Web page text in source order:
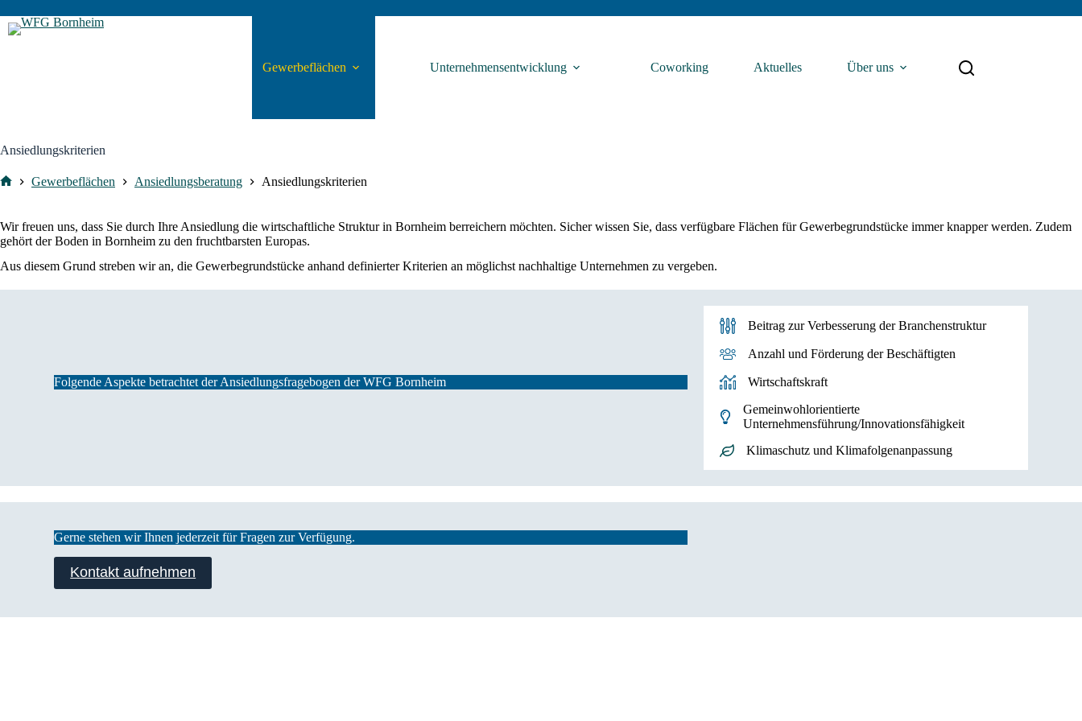
Inhalt
springen
Gewerbeflächen Unternehmensentwicklung Coworking Aktuelles Über uns
Ansiedlungskriterien
Gewerbeflächen Ansiedlungsberatung Ansiedlungskriterien
Wir freuen uns, dass Sie durch Ihre Ansiedlung die wirtschaftliche Struktur in Bornheim berreichern möchten. Sicher wissen Sie, dass verfügbare Flächen für Gewerbegrundstücke immer knapper werden. Zudem
gehört der Boden in Bornheim zu den fruchtbarsten Europas.
Aus diesem Grund streben wir an, die Gewerbegrundstücke anhand definierter Kriterien an möglichst nachhaltige Unternehmen zu vergeben.
Folgende Aspekte betrachtet der Ansiedlungsfragebogen der WFG Bornheim
Beitrag zur Verbesserung der Branchenstruktur
Anzahl und Förderung der Beschäftigten
Wirtschaftskraft
Gemeinwohlorientierte
Unternehmensführung/Innovationsfähigkeit
Klimaschutz und Klimafolgenanpassung
Gerne stehen wir Ihnen jederzeit für Fragen zur Verfügung.
Kontakt aufnehmen